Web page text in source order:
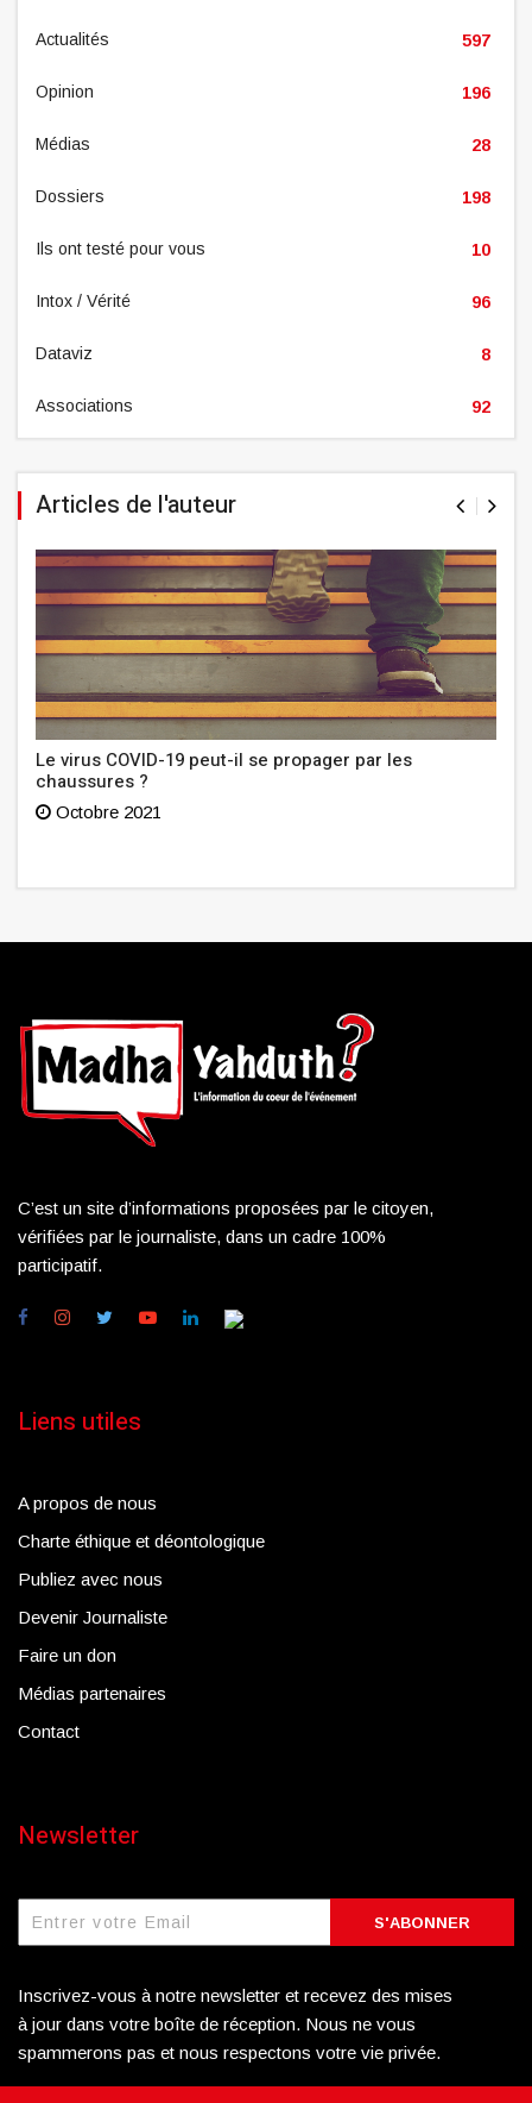
Actualités 597
Opinion 196
Médias 28
Dossiers 198
Ils ont testé pour vous 10
Intox / Vérité 96
Dataviz 8
Associations 92
Articles de l'auteur
Le virus COVID-19 peut-il se propager par les
chaussures ?
Octobre 2021
C’est un site d’informations proposées par le citoyen,
vérifiées par le journaliste, dans un cadre 100%
participatif.
Liens utiles
A propos de nous
Charte éthique et déontologique
Publiez avec nous
Devenir Journaliste
Faire un don
Médias partenaires
Contact
Newsletter
S'ABONNER
Inscrivez-vous à notre newsletter et recevez des mises
à jour dans votre boîte de réception. Nous ne vous
spammerons pas et nous respectons votre vie privée.